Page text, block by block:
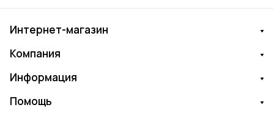
Интернет-магазин
Компания
Информация
Помощь